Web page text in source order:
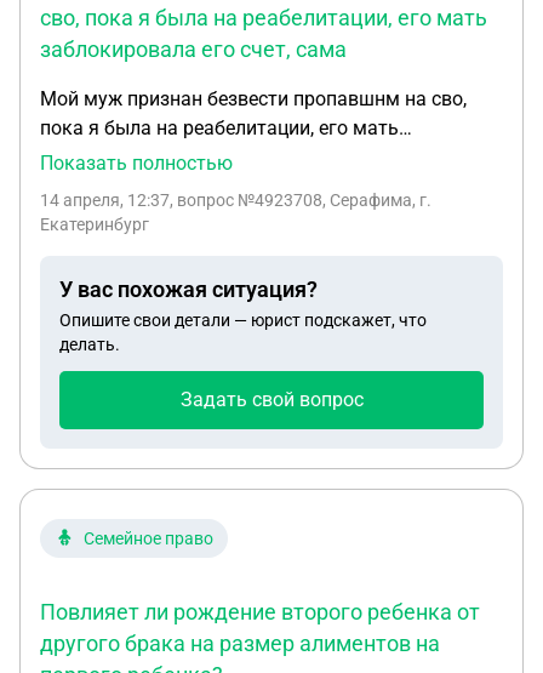
сво, пока я была на реабелитации, его мать
заблокировала его счет, сама
Мой муж признан безвести пропавшнм на сво,
пока я была на реабелитации, его мать
заблокировала его счет, сама получает какие то
детей, ничего не получаем. Что делать
Показать полностью
14 апреля, 12:37, вопрос №4923708, Серафима, г.
Екатеринбург
У вас похожая ситуация?
Опишите свои детали — юрист подскажет, что
делать.
Задать свой вопрос
Семейное право
Повлияет ли рождение второго ребенка от
другого брака на размер алиментов на